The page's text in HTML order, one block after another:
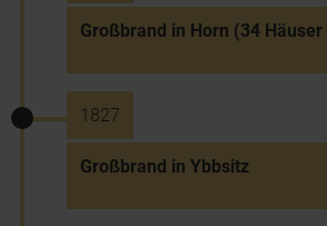
Großbrand in Horn (34
1827
Großbrand in Ybbsitz